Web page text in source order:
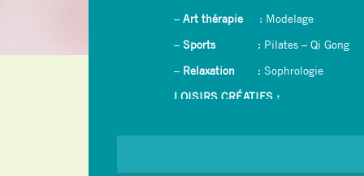
– Art thérapie : Modelage
– Sports
: Pilates – Qi Gong
– Relaxation : Sophrologie
LOISIRS CRÉATIFS :